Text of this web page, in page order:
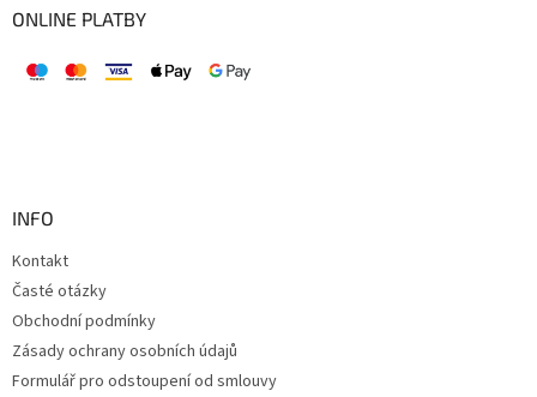
ONLINE PLATBY
INFO
Kontakt
Časté otázky
Obchodní podmínky
Zásady ochrany osobních údajů
Formulář pro odstoupení od smlouvy